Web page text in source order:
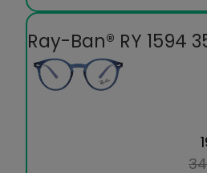
Ray-Ban® RY 1594